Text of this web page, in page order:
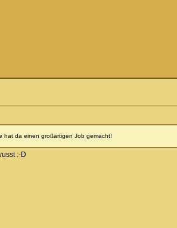
hat da einen großartigen Job gemacht!
:-D